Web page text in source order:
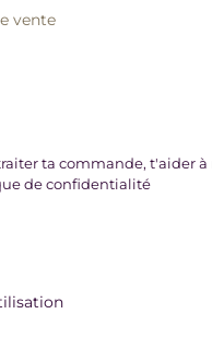
spécifique de ton
de progresser.
de schémas
travaillerons ensemble
ces obstacles et
vente
ta commande, t'aider
de confidentialité